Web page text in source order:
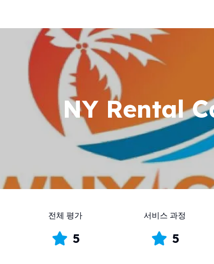
NY Rental
전체 평가
5
서비스 과정
5